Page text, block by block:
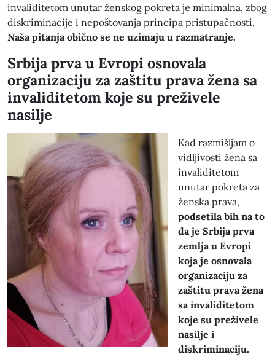
invaliditetom unutar ženskog pokreta je minimalna, zbog
diskriminacije i nepoštovanja principa pristupačnosti.
Naša pitanja obično se ne uzimaju u razmatranje.
Srbija prva u Evropi osnovala
organizaciju za zaštitu prava žena sa
invaliditetom koje su preživele
nasilje
Kad razmišljam o
vidljivosti žena sa
invaliditetom
unutar pokreta za
ženska prava,
podsetila bih na to
da je Srbija prva
zemlja u Evropi
koja je osnovala
organizaciju za
zaštitu prava žena
sa invaliditetom
koje su preživele
nasilje i
diskriminaciju.